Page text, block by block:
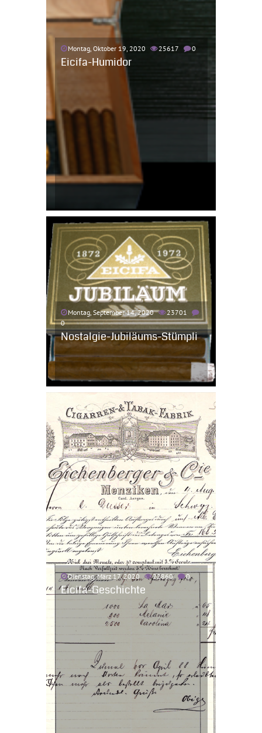
Montag, Oktober 19, 2020 25617 0
Eicifa-Humidor
Montag, September 14, 2020
23701
0
Nostalgie-Jubiläums-Stümpli
Dienstag, März 17, 2020 22860 0
Eicifa-Geschichte